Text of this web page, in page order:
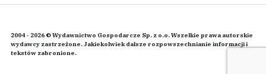
2004 - 2026 © Wydawnictwo Gospodarcze Sp. z o.o. Wszelkie prawa autorskie
wydawcy zastrzeżone. Jakiekolwiek dalsze rozpowszechnianie informacji i
tekstów zabronione.